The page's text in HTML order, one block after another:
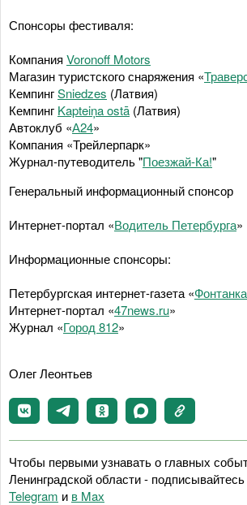
Спонсоры фестиваля:
Компания Voronoff Motors
Магазин туристского снаряжения «
КемпингSniedzes (Латвия)
Кемпинг Kapteiņa ostā (Латвия)
Автоклуб «А24»
Компания «Трейлерпарк»
Журнал-путеводитель "Поезжай-Ка!"
Генеральный информационный спонсор
Интернет-портал «Водитель Петербурга»
Информационные спонсоры:
Петербургская интернет-газета «
Интернет-портал «47news.ru»
Журнал «Город 812»
Олег Леонтьев
Чтобы первыми узнавать о главных
Ленинградской области -
Telegram и в Maх